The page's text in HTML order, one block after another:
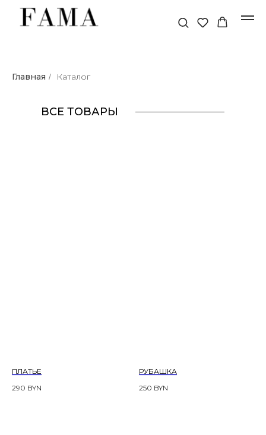
Главная / Каталог
ВСЕ ТОВАРЫ
ПЛАТЬЕ
290 BYN
РУБАШКА
250 BYN